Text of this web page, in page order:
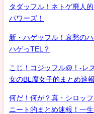
タダッフル！ネトゲ廃人
パワーズ！
新・ハゲッフル！哀愁の
ハゲっTEL？
こじ！コジッフル@！-レ
女のBL腐女子的まとめ速
何だ！何が？真・シロ
ニート的まとめ速報！一